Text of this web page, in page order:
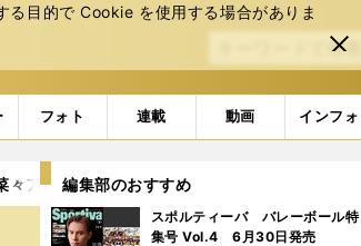
る⽬的で Cookie を使⽤する場合がありま
閉じ
る
フォト 連載 動画 インフォ
アナのサッカーの見方を変えた取材とは
編集部のおすすめ
スポルティーバ バレーボール特
集号 Vol.4 6月30日発売